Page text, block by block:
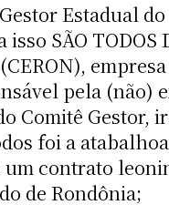
Estadual do
SÃO TODOS
pela (não)
Comitê Gestor,
foi a
contrato
de Rondônia;